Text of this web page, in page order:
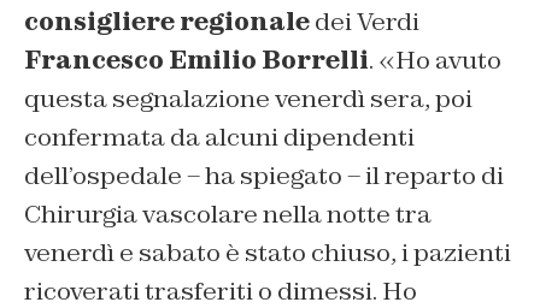
consigliere regionaledei Verdi
Francesco Emilio Borrelli. «Ho avuto
questa segnalazione venerdì sera, poi
confermata da alcuni dipendenti
dell’ospedale – ha spiegato – il reparto di
Chirurgia vascolare nella notte tra
venerdì e sabato è stato chiuso, i pazienti
ricoverati trasferiti o dimessi. Ho